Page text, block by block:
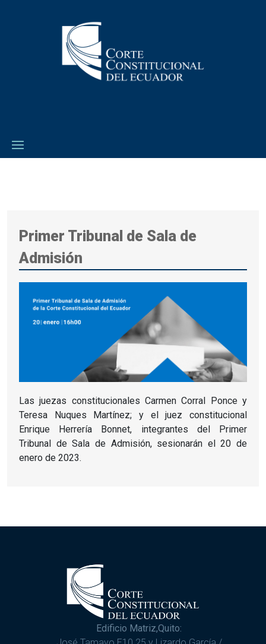
Primer Tribunal de Sala de
Admisión
Las juezas constitucionales Carmen Corral Ponce y
Teresa Nuques Martínez; y el juez constitucional
Enrique Herrería Bonnet, integrantes del Primer
Tribunal de Sala de Admisión, sesionarán el 20 de
enero de 2023.
Edificio Matriz,Quito: